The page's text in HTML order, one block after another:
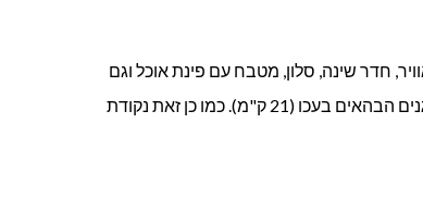
חדר שינה, סלון, מטבח עם פינת אוכל וגם
מנגל בגינה. המיקום מושלם ליציאה לטיול בראש הנקרה (9 ק"מ) או הגנים הבהאים בעכו (21 ק"מ). כמו כן זאת נקודת